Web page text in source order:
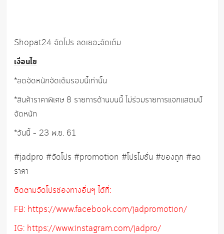
Shopat24 จัดโปร ลดเยอะจัดเต็ม
เงื่อนไข
*ลดจัดหนักจัดเต็มรอบนี้เท่านั้น
*สินค้าราคาพิเศษ 8 รายการด้านบนนี้ ไม่ร่วมรายการแจกแสตมป์
จัดหนัก
*วันนี้ – 23 พ.ย. 61
#jadpro #จัดโปร #promotion #โปรโมชั่น #ของถูก #ลด
ราคา
ติดตามจัดโปรช่องทางอื่นๆ ได้ที่:
FB: https://www.facebook.com/jadpromotion/
IG: https://www.instagram.com/jadpro/